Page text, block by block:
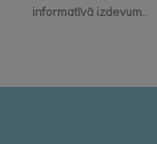
informatīvā izdevum...